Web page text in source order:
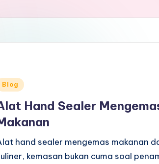
Blog
Hand Sealer
hand sealer mengemas makanan
kemasan bukan cuma soal